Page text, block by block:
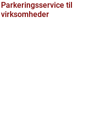
Parkeringsservice til
virksomheder